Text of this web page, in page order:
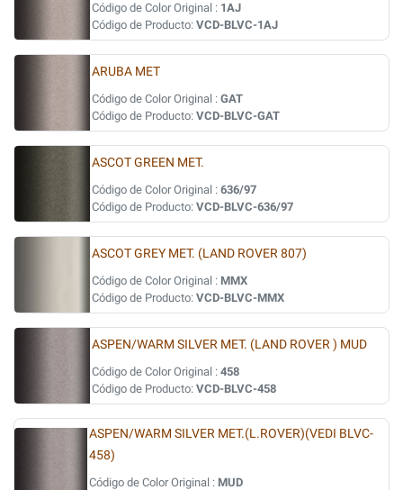
Código de Color Original : 1AJ
Código de Producto: VCD-BLVC-1AJ
ARUBA MET
Código de Color Original : GAT
Código de Producto: VCD-BLVC-GAT
ASCOT GREEN MET.
Código de Color Original : 636/97
Código de Producto: VCD-BLVC-636/97
ASCOT GREY MET. (LAND ROVER 807)
Código de Color Original : MMX
Código de Producto: VCD-BLVC-MMX
ASPEN/WARM SILVER MET. (LAND ROVER ) MUD
Código de Color Original : 458
Código de Producto: VCD-BLVC-458
ASPEN/WARM SILVER MET.(L.ROVER)(VEDI BLVC-
458)
Código de Color Original : MUD